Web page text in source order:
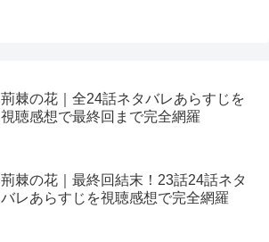
荊棘の花｜全24話ネタバレあらすじを
視聴感想で最終回まで完全網羅
荊棘の花｜最終回結末！23話24話ネタ
バレあらすじを視聴感想で完全網羅